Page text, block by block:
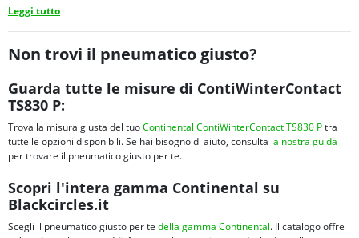
Leggi tutto
Non trovi il pneumatico giusto?
Guarda tutte le misure di ContiWinterContact
TS830 P:
Trova la misura giusta del tuoContinental ContiWinterContact TS830 Ptra
tutte le opzioni disponibili. Se hai bisogno di aiuto, consulta la nostra guida
per trovare il pneumatico giusto per te.
Scopri l'intera gamma Continental su
Blackcircles.it
Scegli il pneumatico giusto per te della gamma Continental. Il catalogo offre